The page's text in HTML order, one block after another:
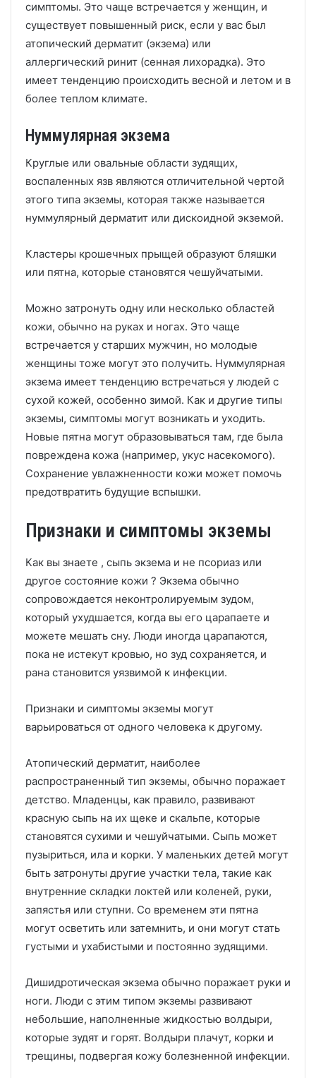
симптомы. Это чаще встречается у женщин, и
существует повышенный риск, если у вас был
атопический дерматит (экзема) или
аллергический ринит (сенная лихорадка). Это
имеет тенденцию происходить весной и летом и в
более теплом климате.
Нуммулярная экзема
Круглые или овальные области зудящих,
воспаленных язв являются отличительной чертой
этого типа экземы, которая также называется
нуммулярный дерматит или дискоидной экземой.
Кластеры крошечных прыщей образуют бляшки
или пятна, которые становятся чешуйчатыми.
Можно затронуть одну или несколько областей
кожи, обычно на руках и ногах. Это чаще
встречается у старших мужчин, но молодые
женщины тоже могут это получить. Нуммулярная
экзема имеет тенденцию встречаться у людей с
сухой кожей, особенно зимой. Как и другие типы
экземы, симптомы могут возникать и уходить.
Новые пятна могут образовываться там, где была
повреждена кожа (например, укус насекомого).
Сохранение увлажненности кожи может помочь
предотвратить будущие вспышки.
Признаки и симптомы экземы
Как вы знаете , сыпь экзема и не псориаз или
другое состояние кожи ? Экзема обычно
сопровождается неконтролируемым зудом,
который ухудшается, когда вы его царапаете и
можете мешать сну. Люди иногда царапаются,
пока не истекут кровью, но зуд сохраняется, и
рана становится уязвимой к инфекции.
Признаки и симптомы экземы могут
варьироваться от одного человека к другому.
Атопический дерматит, наиболее
распространенный тип экземы, обычно поражает
детство. Младенцы, как правило, развивают
красную сыпь на их щеке и скальпе, которые
становятся сухими и чешуйчатыми. Сыпь может
пузыриться, ила и корки. У маленьких детей могут
быть затронуты другие участки тела, такие как
внутренние складки локтей или коленей, руки,
запястья или ступни. Со временем эти пятна
могут осветить или затемнить, и они могут стать
густыми и ухабистыми и постоянно зудящими.
Дишидротическая экзема обычно поражает руки и
ноги. Люди с этим типом экземы развивают
небольшие, наполненные жидкостью волдыри,
которые зудят и горят. Волдыри плачут, корки и
трещины, подвергая кожу болезненной инфекции.